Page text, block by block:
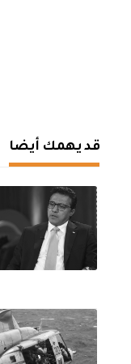
قد يهمك أيضا